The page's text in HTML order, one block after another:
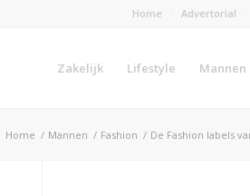
Home Advertorial
Zakelijk Lifestyle Mannen
Home / Mannen / Fashion / De Fashion labels